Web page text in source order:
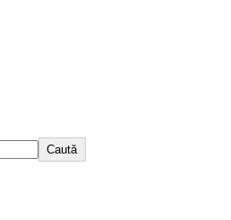
Caută